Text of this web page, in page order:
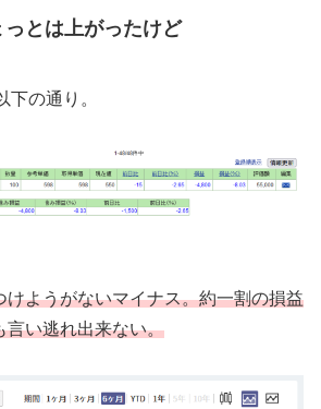
とは上がったけど
下の通り。
けようがないマイナス。約一割の損益
言い逃れ出来ない。